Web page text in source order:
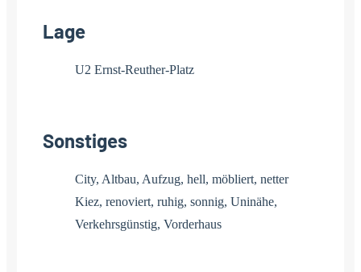
Lage
U2 Ernst-Reuther-Platz
Sonstiges
City, Altbau, Aufzug, hell, möbliert, netter
Kiez, renoviert, ruhig, sonnig, Uninähe,
Verkehrsgünstig, Vorderhaus